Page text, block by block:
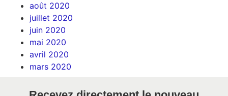
août 2020
juillet 2020
juin 2020
mai 2020
avril 2020
mars 2020